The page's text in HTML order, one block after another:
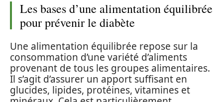
Les bases d’une alimentation équilibrée
pour prévenir le diabète
Une alimentation équilibrée repose sur la
consommation d’une variété d’aliments
provenant de tous les groupes alimentaires.
Il s’agit d’assurer un apport suffisant en
glucides, lipides, protéines, vitamines et